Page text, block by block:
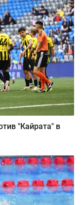
"Кайрата" в